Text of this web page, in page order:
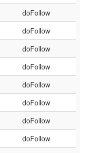
doFollow
doFollow
doFollow
doFollow
doFollow
doFollow
doFollow
doFollow